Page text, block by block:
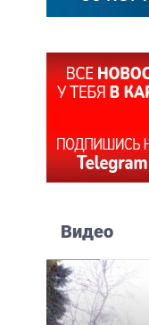
Видео